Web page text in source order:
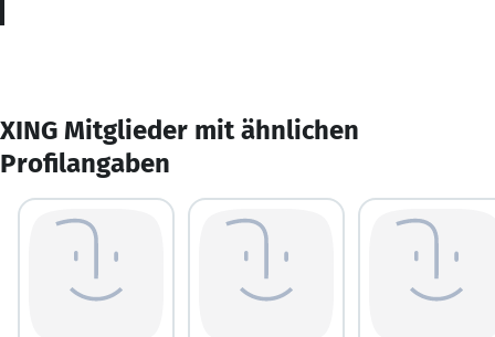
XING Mitglieder mit ähnlichen
Profilangaben